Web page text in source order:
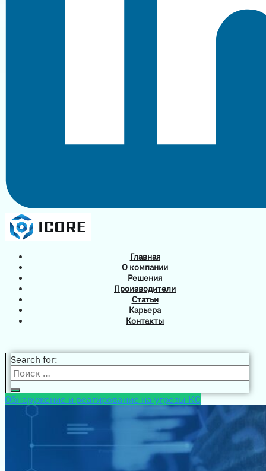
Главная
О компании
Решения
Производители
Статьи
Карьера
Контакты
Search for:
Обнаружение и реагирование на угрозы КС